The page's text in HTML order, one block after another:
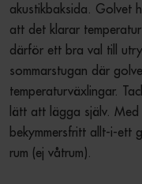
akustikbaksida. Golvet
att det klarar
därför ett bra val till
sommarstugan där
temperaturväxlingar.
lätt att lägga själv.
bekymmersfritt allt-i-ett
rum (ej våtrum).